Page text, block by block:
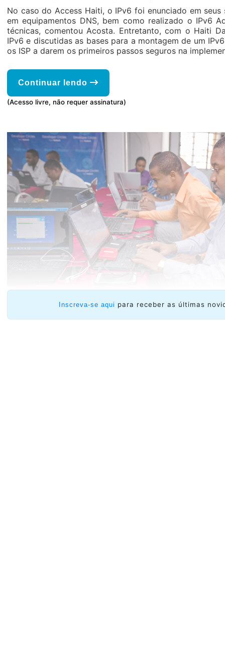
No caso do Access Haiti, o IPv6 foi enunciado em
em equipamentos DNS, bem como realizado o IPv6
técnicas, comentou Acosta. Entretanto, com o Haiti
IPv6 e discutidas as bases para a montagem de um
os ISP a darem os primeiros passos seguros na
Continuar lendo
(Acesso livre, não requer assinatura)
Em paralelo a essas atividades de formação, Ayitic
cursos on-line para formar, em primeira instância,
Inscreva-se aqui para receber as últimas